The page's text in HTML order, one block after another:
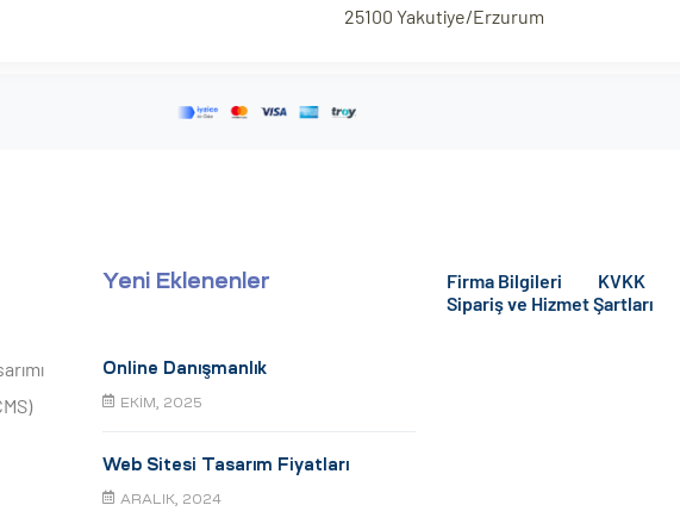
25100 Yakutiye/Erzurum
Yeni Eklenenler
Online Danışmanlık
EKIM, 2025
Web Sitesi Tasarım Fiyatları
ARALIK, 2024
Firma Bilgileri KVKK
Sipariş ve Hizmet Şartları